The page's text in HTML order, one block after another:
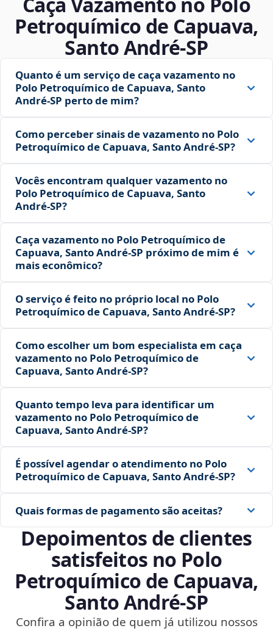
Petroquímico de Capuava,
Santo André‑SP
Quanto é um serviço de caça vazamento no
Polo Petroquímico de Capuava, Santo
André‑SP perto de mim?
Como perceber sinais de vazamento no Polo
Petroquímico de Capuava, Santo André‑SP?
Vocês encontram qualquer vazamento no
Polo Petroquímico de Capuava, Santo
André‑SP?
Caça vazamento no Polo Petroquímico de
Capuava, Santo André‑SP próximo de mim é
mais econômico?
O serviço é feito no próprio local no Polo
Petroquímico de Capuava, Santo André‑SP?
Como escolher um bom especialista em caça
vazamento no Polo Petroquímico de
Capuava, Santo André‑SP?
Quanto tempo leva para identificar um
vazamento no Polo Petroquímico de
Capuava, Santo André‑SP?
É possível agendar o atendimento no Polo
Petroquímico de Capuava, Santo André‑SP?
Quais formas de pagamento são aceitas?
Depoimentos de clientes
satisfeitos no Polo
Petroquímico de Capuava,
Santo André‑SP
Confira a opinião de quem já utilizou nossos